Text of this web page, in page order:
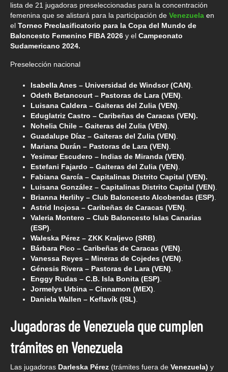
lista de 21 jugadoras preseleccionadas para la concentración
femenina que se alistará para la participación de Venezuela en
el Torneo Preclasificatorio para la Copa del Mundo de
Baloncesto Femenino FIBA 2026 y el Campeonato
Sudamericano 2024.
Preselección nacional
Isabella Anes – Universidad de Windsor (CAN)
Odeth Betancourt – Pastoras de Lara (VEN)
Luisana Caldera – Gaiteras del Zulia (VEN)
Eduglatriz Castro – Caribeñas de Caracas (VEN).
Nohelia Chile – Gaiteras del Zulia (VEN)
Guadalupe Díaz – Gaiteras del Zulia (VEN)
Mariana Durán – Pastoras de Lara (VEN)
Yesimar Escudero – Indias de Miranda (VEN)
Estefani Fajardo – Gaiteras del Zulia (VEN)
Fabiana García – Capitalinas Distrito Capital (VEN).
Luisana González – Capitalinas Distrito Capital (VEN)
Brianna Herlihy – Club Baloncesto Alcobendas (ESP)
Astrid Inojosa – Caribeñas de Caracas (VEN)
Valeria Montero – Club Baloncesto Islas Canarias
(ESP)
Waleska Pérez – ZKK Kraljevo (SRB)
Bárbara Pico – Caribeñas de Caracas (VEN)
Vanessa Reyes – Mineras de Cojedes (VEN)
Génesis Rivera – Pastoras de Lara (VEN)
Enggy Rudas – C.B. Isla Bonita (ESP)
Jormelys Urbina – Cinnamon (MEX)
Daniela Wallen – Keflavík (ISL)
Jugadoras de Venezuela que cumplen
trámites en Venezuela
Las jugadoras Darleska Pérez (trámites fuera de Venezuela) y